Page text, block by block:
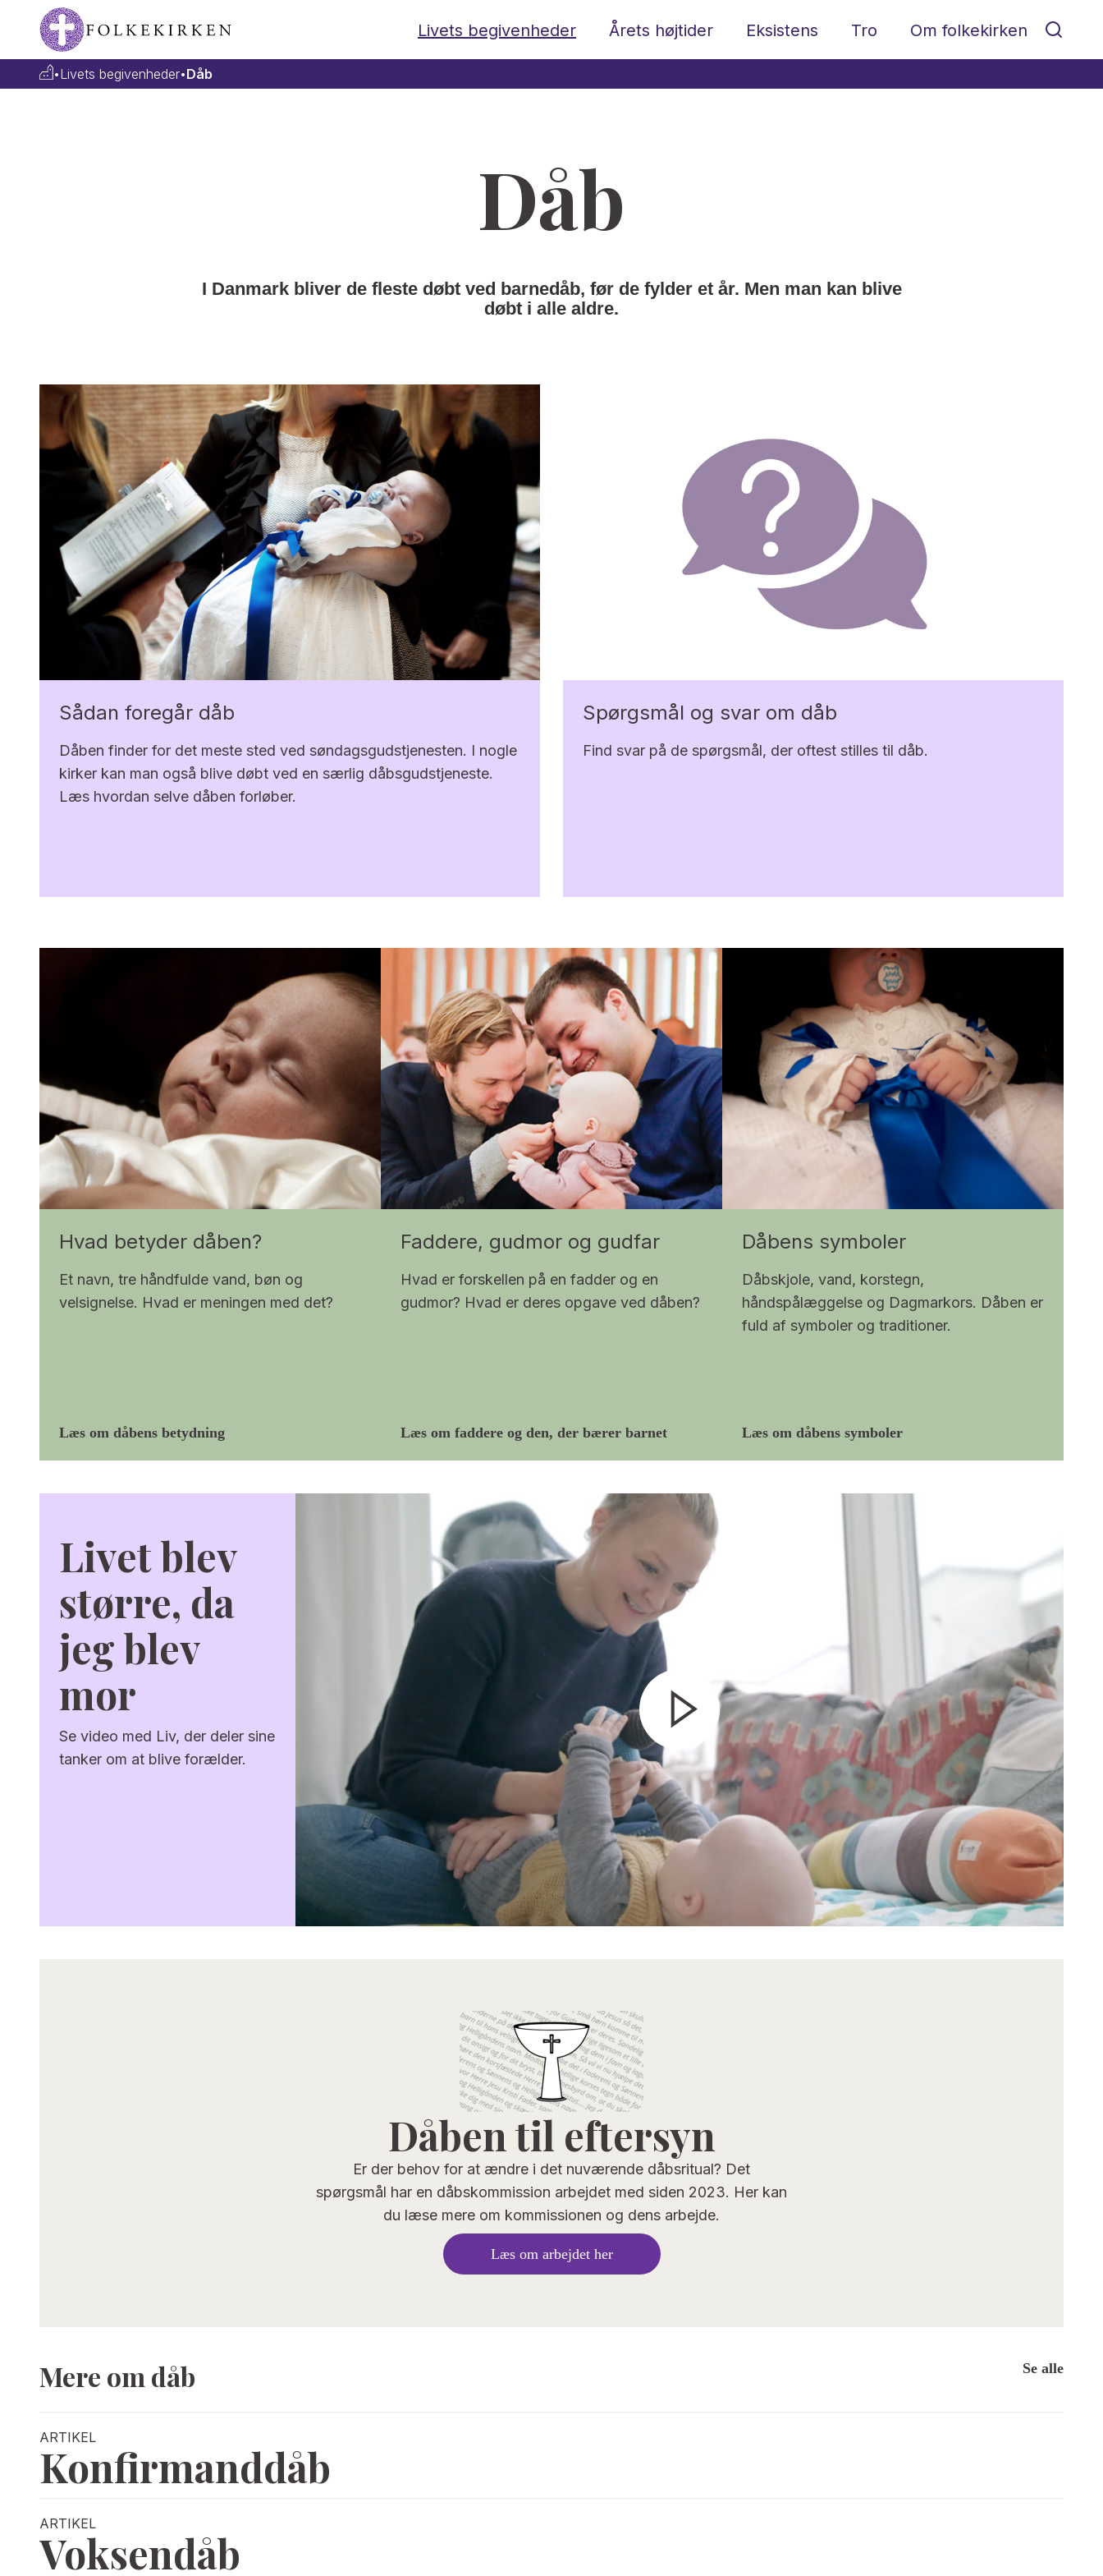
Livets begivenheder Årets højtider Eksistens Tro Om folkekirken
•Livets begivenheder•Dåb
Dåb
I Danmark bliver de fleste døbt ved barnedåb, før de fylder et år. Men man kan blive
døbt i alle aldre.
Sådan foregår dåb
Dåben finder for det meste sted ved søndagsgudstjenesten. I nogle
kirker kan man også blive døbt ved en særlig dåbsgudstjeneste.
Læs hvordan selve dåben forløber.
Spørgsmål og svar om dåb
Find svar på de spørgsmål, der oftest stilles til dåb.
Hvad betyder dåben?
Et navn, tre håndfulde vand, bøn og
velsignelse. Hvad er meningen med det?
Læs om dåbens betydning
Faddere, gudmor og gudfar
Hvad er forskellen på en fadder og en
gudmor? Hvad er deres opgave ved dåben?
Læs om faddere og den, der bærer barnet
Dåbens symboler
Dåbskjole, vand, korstegn,
håndspålæggelse og Dagmarkors. Dåben er
fuld af symboler og traditioner.
Læs om dåbens symboler
Livet blev
større, da
jeg blev
mor
Se video med Liv, der deler sine
tanker om at blive forælder.
Dåben til eftersyn
Er der behov for at ændre i det nuværende dåbsritual? Det
spørgsmål har en dåbskommission arbejdet med siden 2023. Her kan
du læse mere om kommissionen og dens arbejde.
Læs om arbejdet her
Mere om dåb Se alle
ARTIKEL
Konfirmanddåb
ARTIKEL
Voksendåb